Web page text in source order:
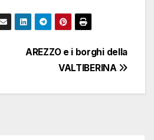
AREZZO e i borghi della
VALTIBERINA